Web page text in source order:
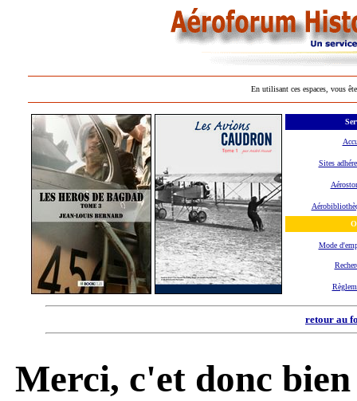
En utilisant ces espaces, vous
Sites
Mode
retour au
Merci, c'et donc